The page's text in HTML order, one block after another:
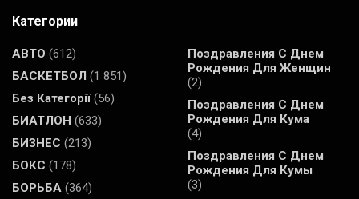
Категории
АВТО (612)
БАСКЕТБОЛ (1 851)
Без Категорії(56)
БИАТЛОН (633)
БИЗНЕС (213)
БОКС (178)
БОРЬБА (364)
Поздравления С Днем
Рождения Для Женщин
(2)
Поздравления С Днем
Рождения Для Кума
(4)
Поздравления С Днем
Рождения Для Кумы
(3)